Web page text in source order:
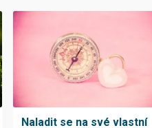
Naladit se na své vlastní